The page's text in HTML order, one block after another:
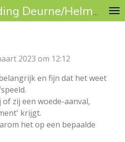
Kindbegeleiding Deurne/Helmond
2023 om 12:12
en fijn dat het weet
zij een woede-aanval,
krijgt.
het op een bepaalde